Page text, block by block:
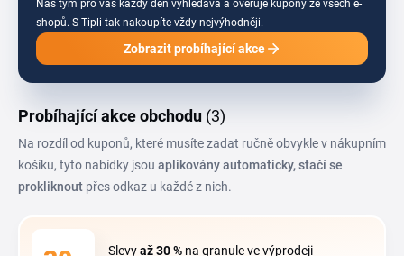
Náš tým pro vás každý den vyhledává a ověřuje kupóny ze všech e-
shopů. S Tipli tak nakoupíte vždy nejvýhodněji.
Zobrazit probíhající akce
Probíhající akce obchodu (3)
Na rozdíl od kuponů, které musíte zadat ručně obvykle v nákupním
košíku, tyto nabídky jsou aplikovány automaticky, stačí se
prokliknout přes odkaz u každé z nich.
Slevyaž 30 % na granule ve výprodeji